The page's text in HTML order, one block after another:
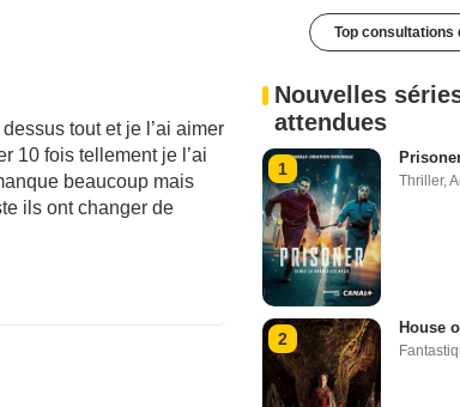
tout et je l’ai aimer
10 fois tellement je l’ai
beaucoup mais
ils ont changer de
Top consultations
Nouvelles
attendues
1
Thriller,
2
House